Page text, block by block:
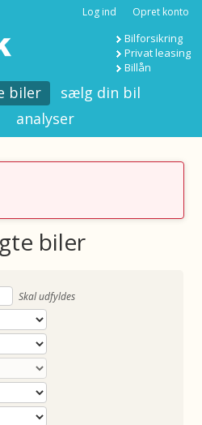
Log ind Opret konto
Bilforsikring
Privat leasing
Billån
biler
sælg din bil
analyser
biler
Skal udfyldes